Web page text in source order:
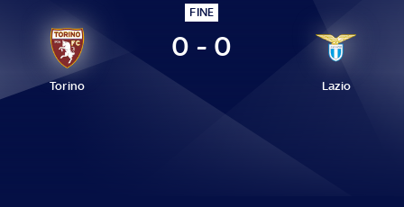
FINE
Torino
0 - 0
Lazio